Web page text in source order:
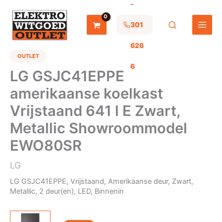
inhoud
-
301
626
6
OUTLET
LG GSJC41EPPE
amerikaanse koelkast
Vrijstaand 641 l E Zwart,
Metallic Showroommodel
EWO80SR
LG
LG GSJC41EPPE, Vrijstaand, Amerikaanse deur, Zwart,
Metallic, 2 deur(en), LED, Binnenin